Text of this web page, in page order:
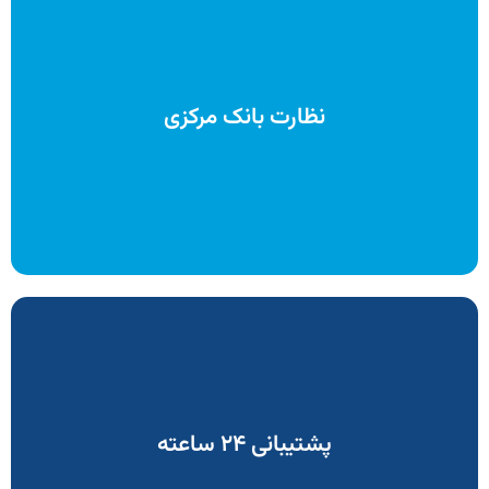
نظارت بانک مرکزی
نئوبانک‌ها تحت نظارت بانک مرکزی جمهوری اسلامی ایران فعالیت
می‌کنند که این خود تضمینی برای امنیت و رعایت قوانین است.
پشتیبانی ۲۴ ساعته
صورت ۲۴ ساعته آماده پاسخگویی به شما خواهند بود. این
پشتیبانی می‌تواند از طریق چت آنلاین در اپلیکیشن، تماس تلفنی یا